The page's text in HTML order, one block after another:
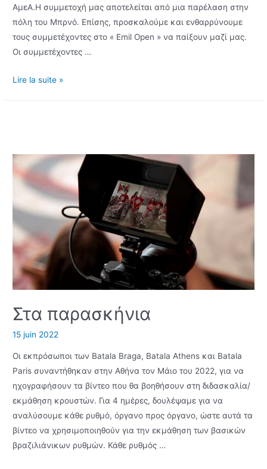
ΑμεΑ.Η συμμετοχή μας αποτελείται από μια παρέλαση στην
πόλη του Μπρνό. Επίσης, προσκαλούμε και ενθαρρύνουμε
τους συμμετέχοντες στο « Emil Open » να παίξουν μαζί μας.
Οι συμμετέχοντες …
Οι
στους
Επίσημους
Ευρωπαϊκούς
Αγώνες
Νέων
για
ΑμεΑ
Lire la suite »
Στα παρασκήνια
15 juin 2022
Οι εκπρόσωποι των Batala Braga, Batala Athens και Batala
Paris συναντήθηκαν στην Αθήνα τον Μάιο του 2022, για να
ηχογραφήσουν τα βίντεο που θα βοηθήσουν στη διδασκαλία/
εκμάθηση κρουστών. Για 4 ημέρες, δουλέψαμε για να
αναλύσουμε κάθε ρυθμό, όργανο προς όργανο, ώστε αυτά τα
βίντεο να χρησιμοποιηθούν για την εκμάθηση των βασικών
βραζιλιάνικων ρυθμών. Κάθε ρυθμός …